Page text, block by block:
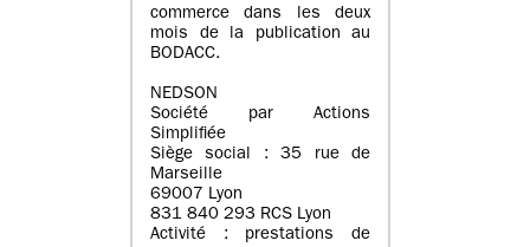
commerce dans les deux
mois de la publication au
BODACC.
NEDSON
Société par Actions
Simplifiée
Siège social : 35 rue de
Marseille
69007 Lyon
831 840 293 RCS Lyon
Activité : prestations de